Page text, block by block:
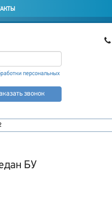
персональных
звонок
БУ